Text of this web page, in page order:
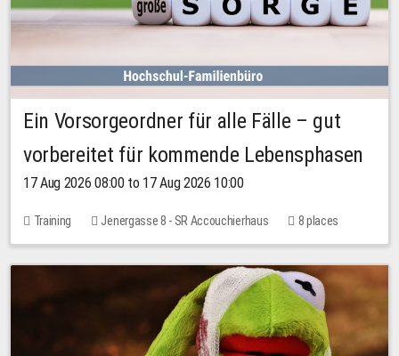
Ein Vorsorgeordner für alle Fälle – gut
vorbereitet für kommende Lebensphasen
17 Aug 2026 08:00 to 17 Aug 2026 10:00
Training Jenergasse 8 - SR Accouchierhaus 8 places